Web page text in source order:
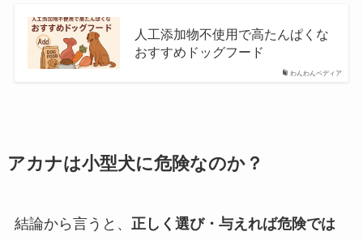
わんわんペディア
人工添加物不使用で高たんぱくな
おすすめドッグフード
アカナは小型犬に危険なのか？
結論から言うと、 正しく選び・与えれば危険では